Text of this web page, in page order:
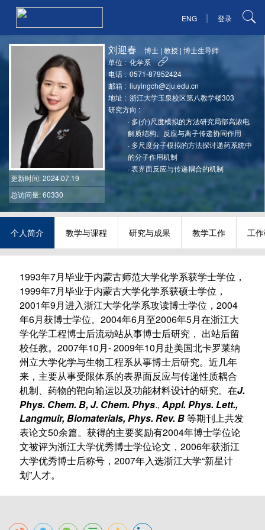
ENG | 登录
更新时间: 2024.07.19
总访问量: 60330
刘迎春 博士 |教授 |博士生导师
单位 : 化学系
电话 : 0571-87952424
邮箱 : liuyingch@zju.edu.cn
地址 : 浙江大学玉泉校区第八教学楼303
研究方向 :
· 多(介)尺度模拟的方法研究局部高浓电
解质结构、反应与离子传递协同作用
· 多尺度分子模拟的方法探讨递药系统中
的分子作用机制
·表界面反应与传递耦合的机制
个人简介 教学与课程 研究与成果 教学工作 工
1993年7月毕业于内蒙古师范大学化学系获学士学位，
1999年7月毕业于内蒙古大学化学系获硕士学位，
2001年9月进入浙江大学化学系攻读博士学位，2004
年6月获博士学位。2004年6月至2006年5月在浙江大
学化学工程博士后流动站从事博士后研究， 出站后留
校任教。2007年10月- 2009年10月赴美国北卡罗莱纳
州立大学化学与生物工程系从事博士后研究。近几年
来，主要从事受限体系的表界面反应与传递性质耦合
机制、药物的靶向输运以及功能材料设计的研究。在J.
Phys. Chem. B, J. Chem. Phys., Appl. Phys. Lett.,
Langmuir, Biomaterials, Phys. Rev. B等期刊上共发
表论文50余篇。获得的主要奖励有2004年博士学位论
文被评为浙江大学优秀博士学位论文，2006年获浙江
大学优秀博士后称号，2007年入选浙江大学“新星计
划”人才。